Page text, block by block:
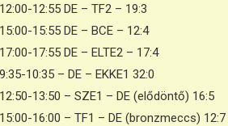
12:55 DE – TF2 – 19:3
15:55 DE – BCE – 12:4
17:55 DE – ELTE2 – 17:4
10:35 – DE – EKKE1 32:0
13:50 – SZE1 – DE (elődöntő) 16:5
16:00 – TF1 – DE (bronzmeccs) 12:7